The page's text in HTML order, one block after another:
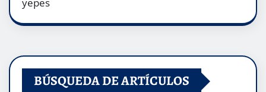
yepes
BÚSQUEDA DE ARTÍCULOS